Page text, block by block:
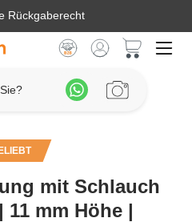
Rückgaberecht
mit Schlauch
mm Höhe |